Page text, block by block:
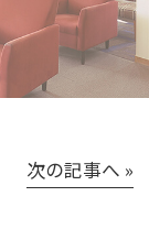
次の記事へ »